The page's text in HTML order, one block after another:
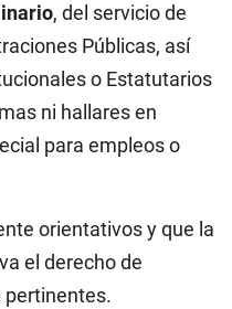
, del servicio de
Públicas, así
o Estatutarios
ni hallares en
para empleos o
orientativos y que la
el derecho de
pertinentes.